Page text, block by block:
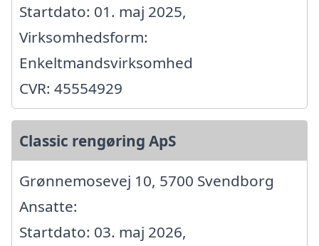
Startdato: 01. maj 2025,
Virksomhedsform:
Enkeltmandsvirksomhed
CVR: 45554929
Classic rengøring ApS
Grønnemosevej 10, 5700 Svendborg
Ansatte:
Startdato: 03. maj 2026,